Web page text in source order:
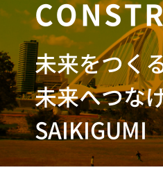
未来をつく
未来へつな
SAIKIGUMI